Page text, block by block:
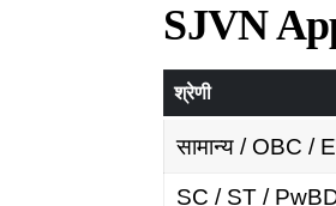
SJVN
श्रेणी
सामान्य / OBC /
SC / ST /